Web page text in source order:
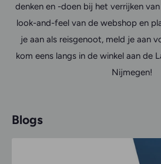
denken en -doen bij het verrijken
look-and-feel van de webshop en
je aan als reisgenoot, meld je aan
kom eens langs in de winkel aan de
Nijmegen!
Blogs